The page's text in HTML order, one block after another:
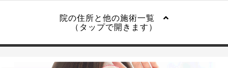
院の住所と他の施術一覧
（タップで開きます）